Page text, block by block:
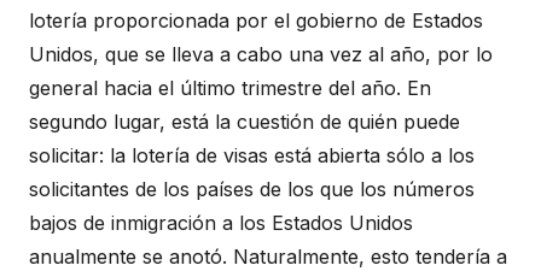
lotería proporcionada por el gobierno de Estados
Unidos, que se lleva a cabo una vez al año, por lo
general hacia el último trimestre del año. En
segundo lugar, está la cuestión de quién puede
solicitar: la lotería de visas está abierta sólo a los
solicitantes de los países de los que los números
bajos de inmigración a los Estados Unidos
anualmente se anotó. Naturalmente, esto tendería a